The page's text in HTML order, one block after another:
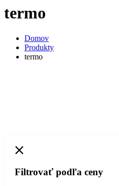
termo
Domov
Produkty
termo
Filtrovať podľa ceny